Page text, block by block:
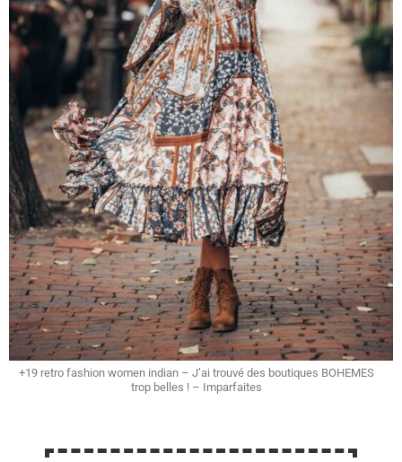
+19 retro fashion women indian – J’ai trouvé des boutiques BOHEMES
trop belles ! – Imparfaites